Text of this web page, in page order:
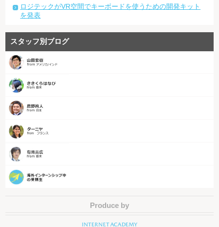
ロジテックがVR空間でキーボードを使うための開発キット
を発表
スタッフ別ブログ
Produce by